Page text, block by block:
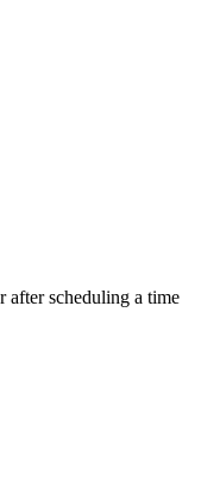
scheduling a time